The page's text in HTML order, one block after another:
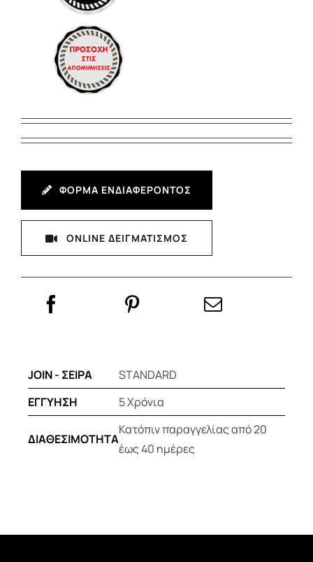
ΦΟΡΜΑ ΕΝΔΙΑΦΕΡΟΝΤΟΣ
ONLINE ΔΕΙΓΜΑΤΙΣΜΟΣ
JOIN - ΣΕΙΡΑ
STANDARD
ΕΓΓΥΗΣΗ
5 Χρόνια
ΔΙΑΘΕΣΙΜΟΤΗΤΑ
Κατόπιν παραγγελίας από 20
έως 40 ημέρες